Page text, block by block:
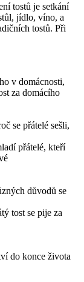
tostů je setkání
jídlo, víno, a
tostů. Při
v domácnosti,
za domácího
se přátelé sešli,
přátelé, kteří
důvodů se
tost se pije za
do konce života